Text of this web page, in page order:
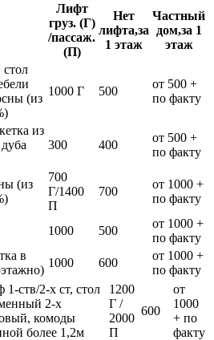
Лифт
груз. (Г)
/пассаж.
(П)
Нет
лифта,за
1 этаж
Частный
дом,за 1
этаж
(из
1000 Г 500
от 500 +
по факту
из
300 400
от 500 +
по факту
(из
700
Г/1400
П
700
от 1000 +
по факту
1000 500
от 1000 +
по факту
в
1000 600
от 1000 +
по факту
ств/2-х ст, стол
2-х
комоды
более 1,2м
1200
Г /
2000
П
600
от
1000
+ по
факту